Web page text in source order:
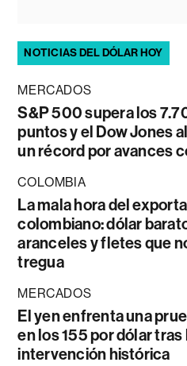
NOTICIAS DEL DÓLAR HOY
MERCADOS
S&P 500 supera los
puntos y el Dow Jones
un récord por avances
COLOMBIA
La mala hora del
colombiano: dólar
aranceles y fletes que
tregua
MERCADOS
El yen enfrenta una
en los 155 por dólar tras
intervención histórica